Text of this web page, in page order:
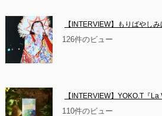
【INTERVIEW】もりばやし
126件のビュー
【INTERVIEW】YOKO.T『La
110件のビュー